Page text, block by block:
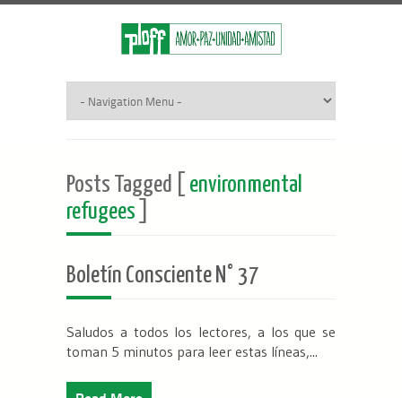
Posts Tagged [ environmental
refugees
Boletín Consciente N° 37
Saludos a todos los lectores, a los que se
toman 5 minutos para leer estas líneas,...